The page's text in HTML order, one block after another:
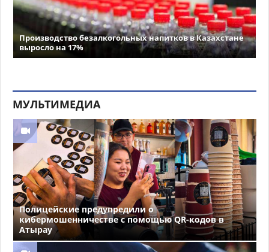
Производство безалкогольных напитков в Казахстане
выросло на 17%
МУЛЬТИМЕДИА
Полицейские предупредили о
кибермошенничестве с помощью QR-кодов в
Атырау